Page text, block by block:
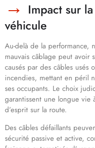
Impact sur
véhicule
Au-delà de la performance,
mauvais câblage peut avoir
causés par des câbles usés
incendies, mettant en péril
ses occupants. Le choix
garantissent une longue
d’esprit sur la route.
Des câbles défaillants
sécurité passive et active,